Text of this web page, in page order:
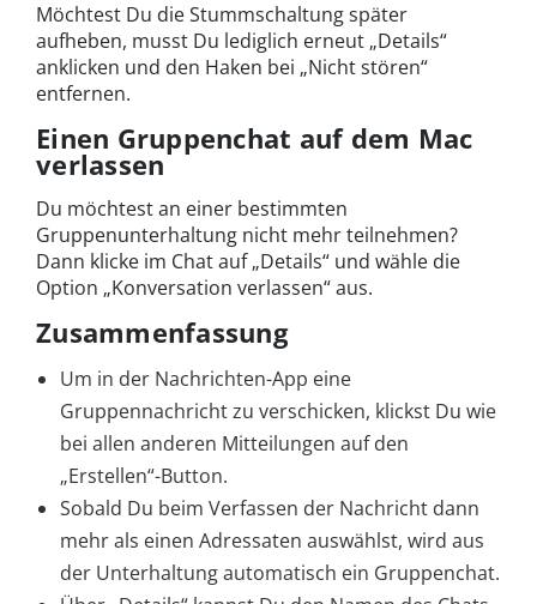
Möchtest Du die Stummschaltung später
aufheben, musst Du lediglich erneut „Details“
anklicken und den Haken bei „Nicht stören“
entfernen.
Einen Gruppenchat auf dem Mac
verlassen
Du möchtest an einer bestimmten
Gruppenunterhaltung nicht mehr teilnehmen?
Dann klicke im Chat auf „Details“ und wähle die
Option „Konversation verlassen“ aus.
Zusammenfassung
Um in der Nachrichten-App eine
Gruppennachricht zu verschicken, klickst Du wie
bei allen anderen Mitteilungen auf den
„Erstellen“-Button.
Sobald Du beim Verfassen der Nachricht dann
mehr als einen Adressaten auswählst, wird aus
der Unterhaltung automatisch ein Gruppenchat.